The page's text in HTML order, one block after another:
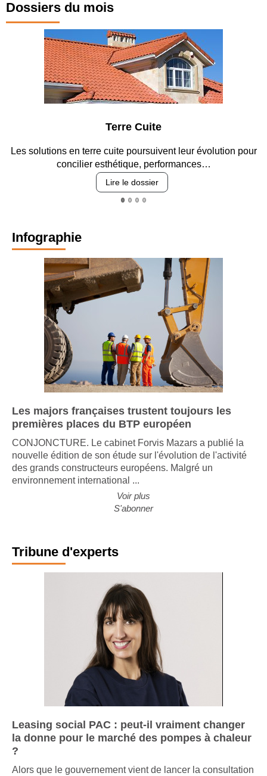
Dossiers du mois
Terre Cuite
en terre cuite poursuivent leur évolution pour
concilier esthétique, performances…
Lire le dossier
Infographie
Les majors françaises trustent toujours les
premières places du BTP européen
CONJONCTURE. Le cabinet Forvis Mazars a publié la
nouvelle édition de son étude sur l'évolution de l'activité
des grands constructeurs européens. Malgré un
environnement international ...
Voir plus
S'abonner
Tribune d'experts
Leasing social PAC : peut-il vraiment changer
la donne pour le marché des pompes à chaleur
?
Alors que le gouvernement vient de lancer la consultation